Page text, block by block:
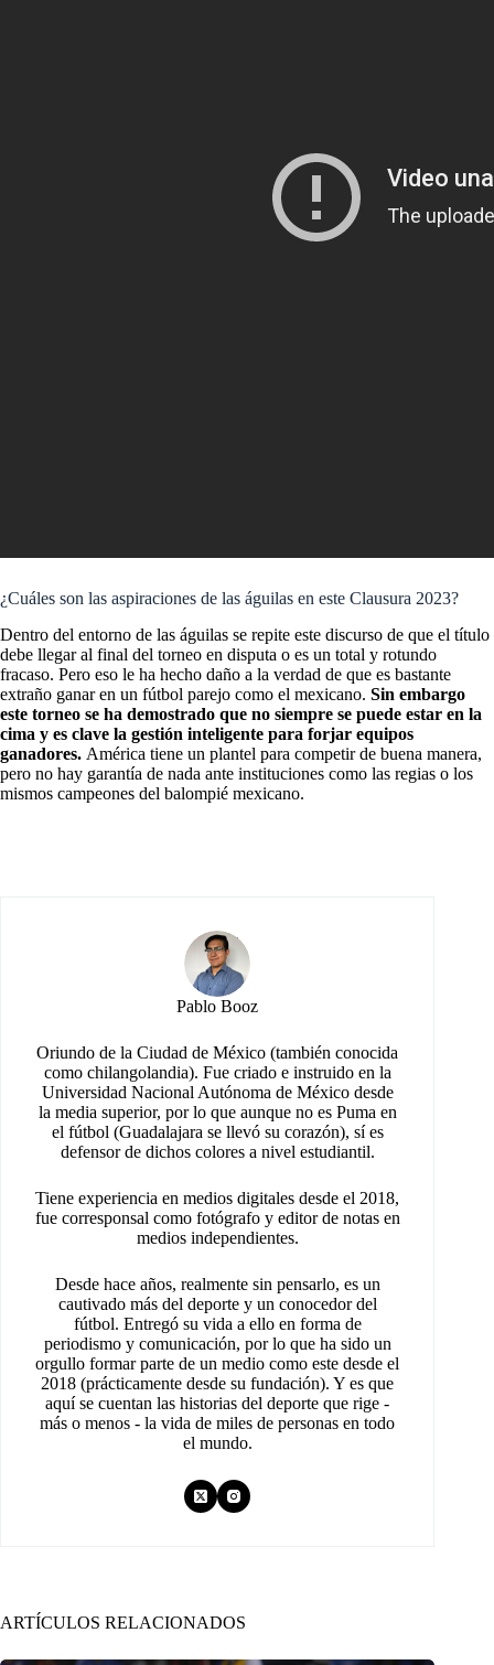
¿Cuáles son las aspiraciones de las águilas en este Clausura 2023?
Dentro del entorno de las águilas se repite este discurso de que el título
debe llegar al final del torneo en disputa o es un total y rotundo
fracaso. Pero eso le ha hecho daño a la verdad de que es bastante
extraño ganar en un fútbol parejo como el mexicano. Sin embargo
este torneo se ha demostrado que no siempre se puede estar en la
cima y es clave la gestión inteligente para forjar equipos
ganadores. América tiene un plantel para competir de buena manera,
pero no hay garantía de nada ante instituciones como las regias o los
mismos campeones del balompié mexicano.
Pablo Booz
Oriundo de la Ciudad de México (también conocida
como chilangolandia). Fue criado e instruido en la
Universidad Nacional Autónoma de México desde
la media superior, por lo que aunque no es Puma en
el fútbol (Guadalajara se llevó su corazón), sí es
defensor de dichos colores a nivel estudiantil.
Tiene experiencia en medios digitales desde el 2018,
fue corresponsal como fotógrafo y editor de notas en
medios independientes.
Desde hace años, realmente sin pensarlo, es un
cautivado más del deporte y un conocedor del
fútbol. Entregó su vida a ello en forma de
periodismo y comunicación, por lo que ha sido un
orgullo formar parte de un medio como este desde el
2018 (prácticamente desde su fundación). Y es que
aquí se cuentan las historias del deporte que rige -
más o menos - la vida de miles de personas en todo
el mundo.
ARTÍCULOS RELACIONADOS